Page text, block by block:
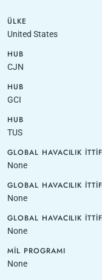
ÜLKE
United States
HUB
CJN
HUB
GCI
HUB
TUS
GLOBAL HAVACILIK
None
GLOBAL HAVACILIK
None
GLOBAL HAVACILIK
None
MIL PROGRAMI
None